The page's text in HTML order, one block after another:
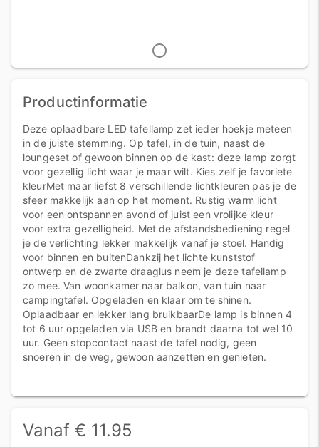
Productinformatie
Deze oplaadbare LED tafellamp zet ieder hoekje meteen
in de juiste stemming. Op tafel, in de tuin, naast de
loungeset of gewoon binnen op de kast: deze lamp zorgt
voor gezellig licht waar je maar wilt. Kies zelf je favoriete
kleurMet maar liefst 8 verschillende lichtkleuren pas je de
sfeer makkelijk aan op het moment. Rustig warm licht
voor een ontspannen avond of juist een vrolijke kleur
voor extra gezelligheid. Met de afstandsbediening regel
je de verlichting lekker makkelijk vanaf je stoel. Handig
voor binnen en buitenDankzij het lichte kunststof
ontwerp en de zwarte draaglus neem je deze tafellamp
zo mee. Van woonkamer naar balkon, van tuin naar
campingtafel. Opgeladen en klaar om te shinen.
Oplaadbaar en lekker lang bruikbaarDe lamp is binnen 4
tot 6 uur opgeladen via USB en brandt daarna tot wel 10
uur. Geen stopcontact naast de tafel nodig, geen
snoeren in de weg, gewoon aanzetten en genieten.
Vanaf € 11.95